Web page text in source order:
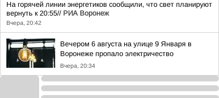
На горячей линии энергетиков сообщили, что свет планируют
вернуть к 20:55// РИА Воронеж
Вчера, 20:42
Вечером 6 августа на улице 9 Января в
Воронеже пропало электричество
Вчера, 20:34